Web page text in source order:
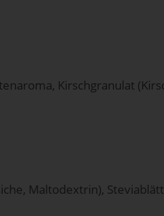
Kirschgranulat
Maltodextrin),